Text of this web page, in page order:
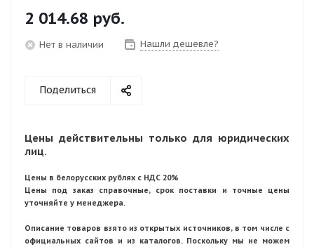
2 014.68 руб.
Нет в наличии Нашли дешевле?
Поделиться
Цены действительны только для юридических
лиц.
Цены в белорусских рублях с НДС 20%
Цены под заказ справочные, срок поставки и точные цены
уточняйте у менеджера.
Описание товаров взято из открытых источников, в том числе с
официальных сайтов и из каталогов. Поскольку мы не можем